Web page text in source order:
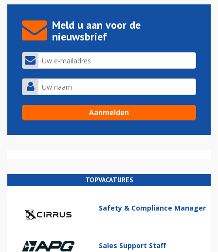
Meld u aan voor de
nieuwsbrief
TOPVACATURES
Safety & Compliance Manager
Sales Support Staff